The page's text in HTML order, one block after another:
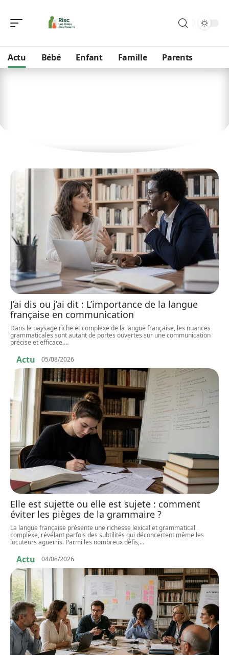
Actu Bébé Enfant Famille Parents
J’ai dis ou j’ai dit : L’importance de la langue
française en communication
Dans le paysage riche et complexe de la langue française, les nuances
grammaticales sont autant de portes ouvertes sur une communication
précise et efficace.…
Actu 05/08/2026
Elle est sujette ou elle est sujete : comment
éviter les pièges de la grammaire ?
La langue française présente une richesse lexical et grammatical
complexe, révélant parfois des subtilités qui déconcertent même les
locuteurs aguerris. Parmi les nombreux défis,…
Actu 04/08/2026